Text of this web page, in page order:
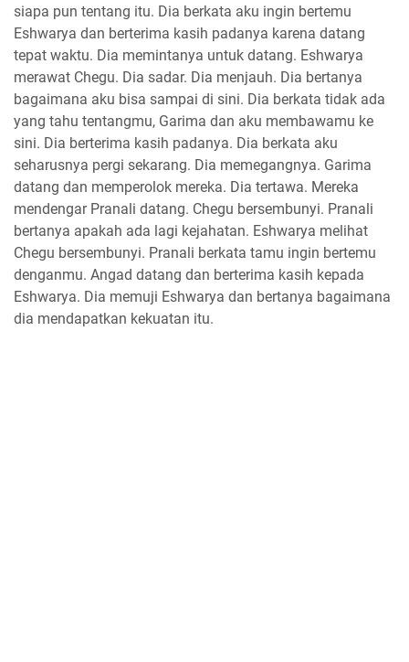
siapa pun tentang itu. Dia berkata aku ingin bertemu
Eshwarya dan berterima kasih padanya karena datang
tepat waktu. Dia memintanya untuk datang. Eshwarya
merawat Chegu. Dia sadar. Dia menjauh. Dia bertanya
bagaimana aku bisa sampai di sini. Dia berkata tidak ada
yang tahu tentangmu, Garima dan aku membawamu ke
sini. Dia berterima kasih padanya. Dia berkata aku
seharusnya pergi sekarang. Dia memegangnya. Garima
datang dan memperolok mereka. Dia tertawa. Mereka
mendengar Pranali datang. Chegu bersembunyi. Pranali
bertanya apakah ada lagi kejahatan. Eshwarya melihat
Chegu bersembunyi. Pranali berkata tamu ingin bertemu
denganmu. Angad datang dan berterima kasih kepada
Eshwarya. Dia memuji Eshwarya dan bertanya bagaimana
dia mendapatkan kekuatan itu.